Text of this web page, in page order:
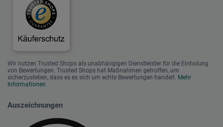
Wir nutzen Trusted Shops als unabhängigen Dienstleister für die Einholung
von Bewertungen. Trusted Shops hat Maßnahmen getroffen, um
sicherzustellen, dass es es sich um echte Bewertungen handelt. Mehr
Informationen
Auszeichnungen